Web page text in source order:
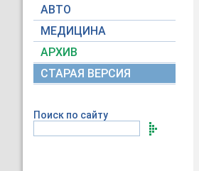
АВТО
МЕДИЦИНА
АРХИВ
СТАРАЯ ВЕРСИЯ
Поиск по сайту